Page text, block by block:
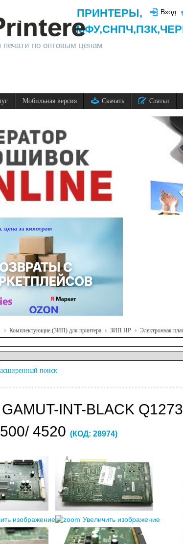
по оптовым ценам
Вход
ПРИНТЕРЫ,
МФУ,СНПЧ,ПЗК,
Мобильная версия Скачать Статьи
Комплектующие (ЗИП) для принтера ЗИП HP Электронная
поиск
INT-BLACK
4520 (КОД: 28974)
изображение Увеличить изображение